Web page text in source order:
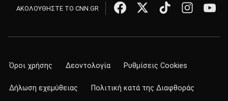
ΑΚΟΛΟΥΘΗΣΤΕ ΤΟ CNN.GR
Όροι χρήσης Δεοντολογία Ρυθμίσεις Cookies
Δήλωση εχεμύθειας Πολιτική κατά της Διαφθοράς